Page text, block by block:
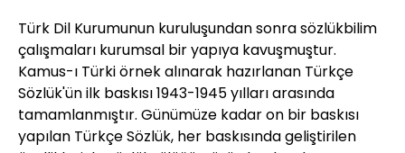
Türk Dil Kurumunun kuruluşundan sonra sözlükbilim
çalışmaları kurumsal bir yapıya kavuşmuştur.
Kamus-ı Türki örnek alınarak hazırlanan Türkçe
Sözlük'ün ilk baskısı 1943-1945 yılları arasında
tamamlanmıştır. Günümüze kadar on bir baskısı
yapılan Türkçe Sözlük, her baskısında geliştirilen